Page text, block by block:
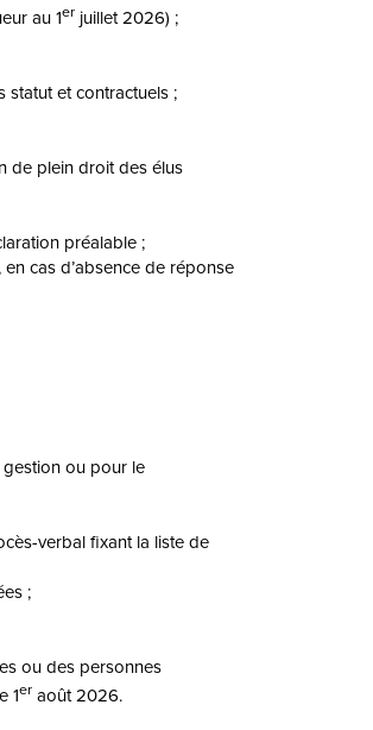
au 1er juillet 2026) ;
statut et contractuels ;
de plein droit des élus
préalable ;
cas d’absence de réponse
gestion ou pour le
verbal fixant la liste de
;
ou des personnes
1er août 2026.